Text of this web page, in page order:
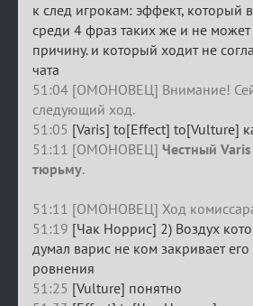
к след игрокам: эффект, который
среди 4 фраз таких же и не может
причину. и который ходит не
чата
51:04 [ОМОНОВЕЦ] Внимание!
следующий ход.
51:05 [Varis] to[Effect] to[Vulture]
51:11 [ОМОНОВЕЦ] Честный
тюрьму.
51:11 [ОМОНОВЕЦ] Ход
51:19 [Чак Норрис] 2) Воздух
думал варис не ком закривает
ровнения
51:25 [Vulture] понятно